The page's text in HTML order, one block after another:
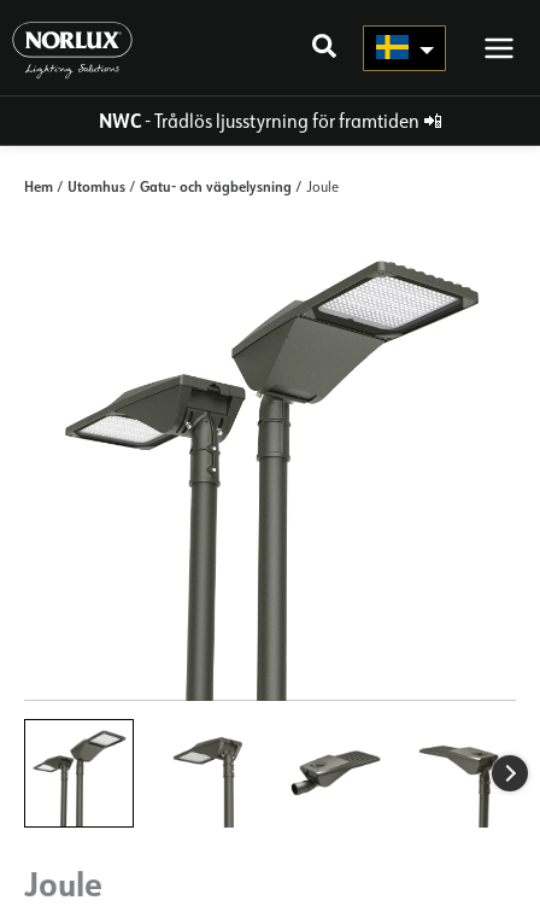
direkt
innehållet
NWC- Trådlös ljusstyrning för framtiden 📲
Hem / Utomhus / Gatu- och vägbelysning / Joule
Joule